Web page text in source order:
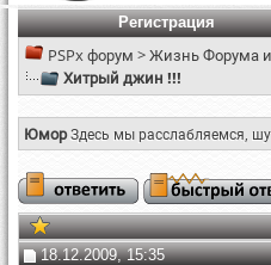
Регистрация
PSPx форум >Жизнь Форума
Хитрый джин !!!
ЮморЗдесь мы расслабляемся,
18.12.2009, 15:35